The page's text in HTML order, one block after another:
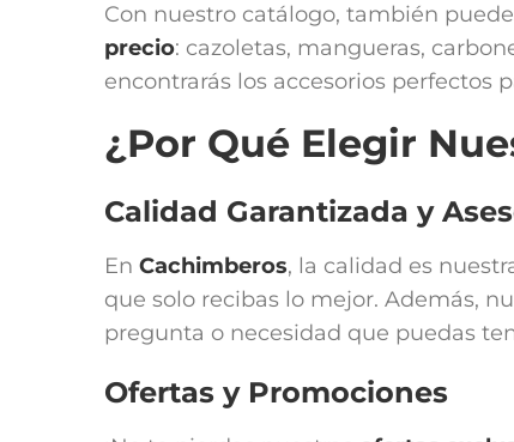
Con nuestro catálogo, también
precio: cazoletas, mangueras,
encontrarás los accesorios perfectos
¿Por Qué Elegir
Calidad Garantizada y
En Cachimberos, la calidad es
que solo recibas lo mejor. Además,
pregunta o necesidad que puedas
Ofertas y Promociones